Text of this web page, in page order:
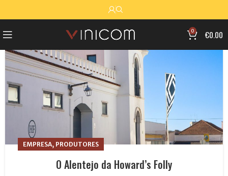
0 €0.00
EMPRESA, PRODUTORES
O Alentejo da Howard’s Folly